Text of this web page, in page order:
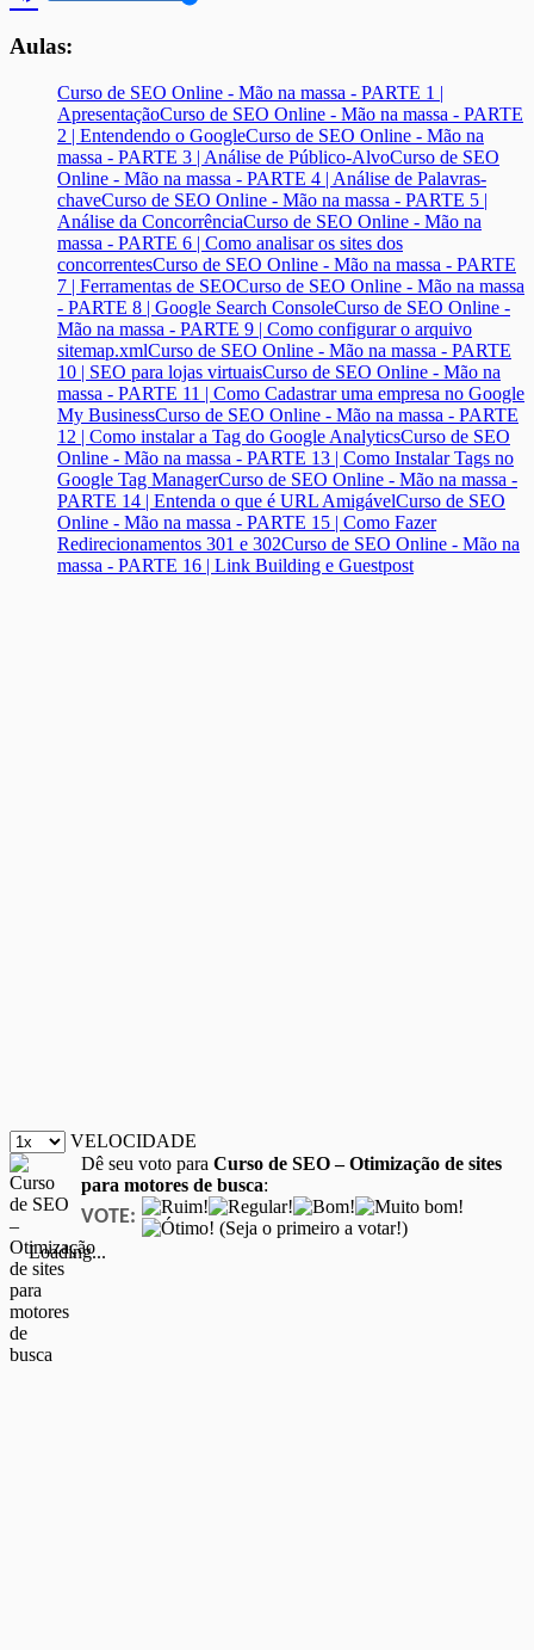
Aulas:
Curso de SEO Online - Mão na massa - PARTE 1 |
ApresentaçãoCurso de SEO Online - Mão na massa - PARTE
2 | Entendendo o GoogleCurso de SEO Online - Mão na
massa - PARTE 3 | Análise de Público-AlvoCurso de SEO
Online - Mão na massa - PARTE 4 | Análise de Palavras-
chaveCurso de SEO Online - Mão na massa - PARTE 5 |
Análise da ConcorrênciaCurso de SEO Online - Mão na
massa - PARTE 6 | Como analisar os sites dos
concorrentesCurso de SEO Online - Mão na massa - PARTE
7 | Ferramentas de SEOCurso de SEO Online - Mão na massa
- PARTE 8 | Google Search ConsoleCurso de SEO Online -
Mão na massa - PARTE 9 | Como configurar o arquivo
sitemap.xmlCurso de SEO Online - Mão na massa - PARTE
10 | SEO para lojas virtuaisCurso de SEO Online - Mão na
massa - PARTE 11 | Como Cadastrar uma empresa no Google
My BusinessCurso de SEO Online - Mão na massa - PARTE
12 | Como instalar a Tag do Google AnalyticsCurso de SEO
Online - Mão na massa - PARTE 13 | Como Instalar Tags no
Google Tag ManagerCurso de SEO Online - Mão na massa -
PARTE 14 | Entenda o que é URL AmigávelCurso de SEO
Online - Mão na massa - PARTE 15 | Como Fazer
Redirecionamentos 301 e 302Curso de SEO Online - Mão na
massa - PARTE 16 | Link Building e Guestpost
VELOCIDADE
Dê seu voto para Curso de SEO – Otimização de sites
para motores de busca:
VOTE:
(Seja o primeiro a votar!)
Loading...